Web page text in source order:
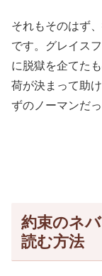
それもそのはず
です。グレイス
に脱獄を企てた
荷が決まって助
ずのノーマンだっ
約束のネ
読む方法